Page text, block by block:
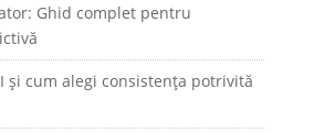
Ghid complet pentru
și cum alegi consistența potrivită